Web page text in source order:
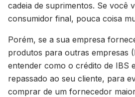
cadeia de suprimentos. Se você
consumidor final, pouca coisa
Porém, se a sua empresa
produtos para outras empresas
entender como o crédito de IBS
repassado ao seu cliente, para
comprar de um fornecedor